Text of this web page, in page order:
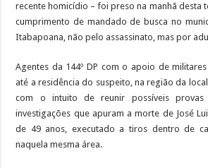
recente homicídio – foi preso na manhã desta
cumprimento de mandado de busca no
Itabapoana, não pelo assassinato, mas por
Agentes da 144º DP com o apoio de
até a residência do suspeito, na região da
com o intuito de reunir possíveis provas
investigações que apuram a morte de José
de 49 anos, executado a tiros dentro de
naquela mesma área.